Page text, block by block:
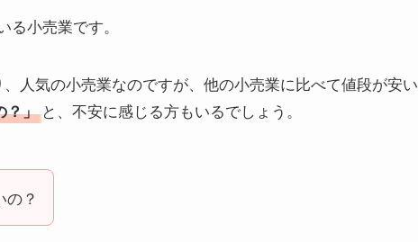
小売業です。
人気の小売業なのですが、他の小売業に比べて値段が安い
？」 と、不安に感じる方もいるでしょう。
の？